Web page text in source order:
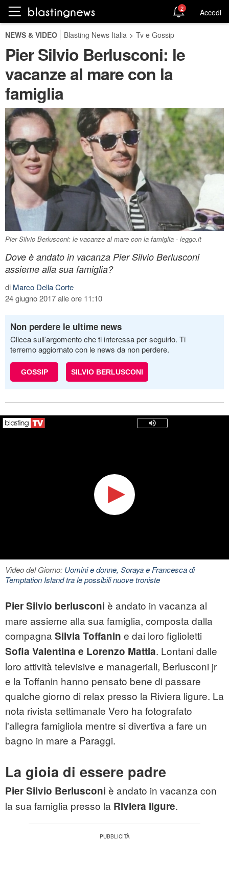
2 Accedi
NEWS & VIDEO Blasting News Italia > Tv e Gossip
Pier Silvio Berlusconi: le
vacanze al mare con la
famiglia
Pier Silvio Berlusconi: le vacanze al mare con la famiglia - leggo.it
Dove è andato in vacanza Pier Silvio Berlusconi
assieme alla sua famiglia?
di Marco Della Corte
24 giugno 2017 alle ore 11:10
Non perdere le ultime news
Clicca sull’argomento che ti interessa per seguirlo. Ti
terremo aggiornato con le news da non perdere.
GOSSIP SILVIO BERLUSCONI
Video del Giorno: Uomini e donne, Soraya e Francesca di
Temptation Island tra le possibili nuove troniste
Pier Silvio berlusconi è andato in vacanza al
mare assieme alla sua famiglia, composta dalla
compagna Silvia Toffanin e dai loro figlioletti
Sofia Valentina e Lorenzo Mattia. Lontani dalle
loro attività televisive e manageriali, Berlusconi jr
e la Toffanin hanno pensato bene di passare
qualche giorno di relax presso la Riviera ligure. La
nota rivista settimanale Vero ha fotografato
l'allegra famigliola mentre si divertiva a fare un
bagno in mare a Paraggi.
La gioia di essere padre
Pier Silvio Berlusconi è andato in vacanza con
la sua famiglia presso la Riviera ligure.